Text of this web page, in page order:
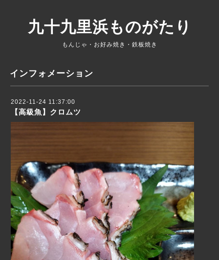
九十九里浜ものがたり
もんじゃ・お好み焼き・鉄板焼き
インフォメーション
2022-11-24 11:37:00
【高級魚】クロムツ